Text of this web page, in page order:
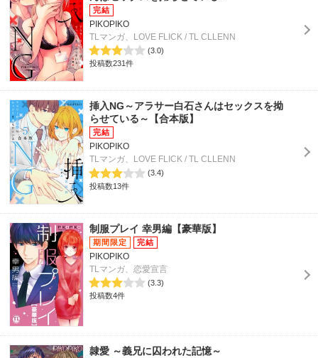
PIKOPIKO
TLマンガ、LOVE FLICK / TL CLLENN
(3.0)
投稿数231件
挿入NG～アラサー白石さんはセックスを拗
らせている～【合本版】
PIKOPIKO
TLマンガ、LOVE FLICK / TL CLLENN
(3.4)
投稿数13件
制服プレイ 幸男編【豪華版】
PIKOPIKO
TLマンガ、恋愛宣言
(3.3)
投稿数4件
隷愛 ～義兄に囚われた記憶～